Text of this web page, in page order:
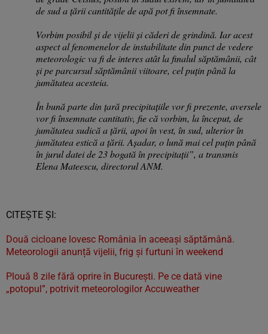
de sud a țării cantitățile de apă pot fi însemnate.
Vorbim posibil și de vijelii și căderi de grindină. Iar acest
aspect al fenomenelor de instabilitate din punct de vedere
meteorologic va fi de interes atât la finalul săptămânii, cât
și pe parcursul săptămânii viitoare, cel puțin până la
jumătatea acesteia.
În bună parte din țară precipitațiile vor fi prezente, aversele
vor fi însemnate cantitativ, fie că vorbim, la început, de
jumătatea sudică a țării, apoi în vest, în sud, ulterior în
jumătatea estică a țării. Așadar, o lună mai cel puțin până
în jurul datei de 23 bogată în precipitații”, a transmis
Elena Mateescu, directorul ANM.
CITEȘTE ȘI:
Două cicloane lovesc România în aceeași săptămână.
Meteorologii anunță vijelii, frig și furtuni în weekend
Plouă 8 zile fără oprire în București. Pe ce dată vine
„potopul”, potrivit meteorologilor Accuweather